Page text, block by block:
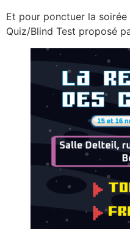
Et pour ponctuer la
Quiz/Blind Test proposé